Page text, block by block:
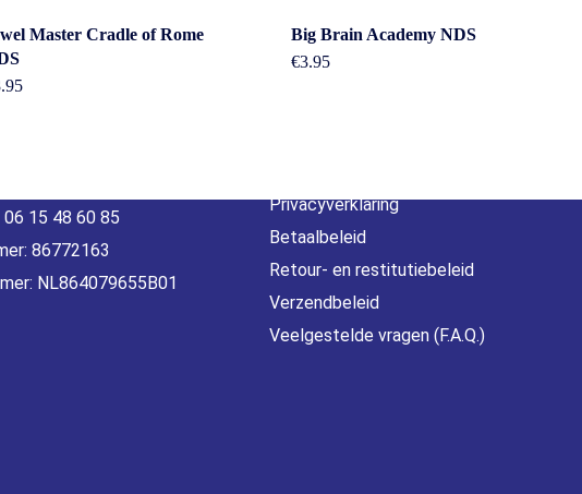
Master Cradle of Rome
Big Brain Academy NDS
€3.95
15 48 60 85
86772163
NL864079655B01
Beleid &
Privacyverklaring
Betaalbeleid
Retour- en restitutiebeleid
Verzendbeleid
Veelgestelde vragen (F.A.Q.)